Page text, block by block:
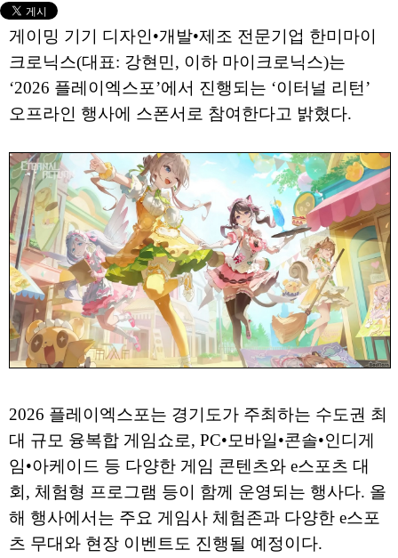
게이밍 기기 디자인•개발•제조 전문기업 한미마이
크로닉스(대표: 강현민, 이하 마이크로닉스)는
‘2026 플레이엑스포’에서 진행되는 ‘이터널 리턴’
오프라인 행사에 스폰서로 참여한다고 밝혔다.
2026 플레이엑스포는 경기도가 주최하는 수도권 최
대 규모 융복합 게임쇼로, PC•모바일•콘솔•인디게
임•아케이드 등 다양한 게임 콘텐츠와 e스포츠 대
회, 체험형 프로그램 등이 함께 운영되는 행사다. 올
해 행사에서는 주요 게임사 체험존과 다양한 e스포
츠 무대와 현장 이벤트도 진행될 예정이다.